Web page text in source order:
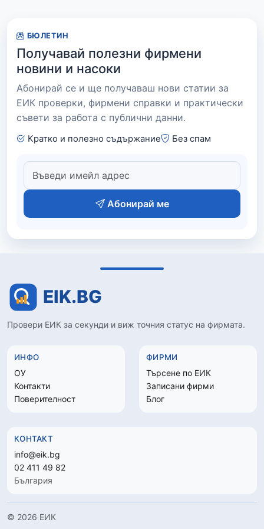
БЮЛЕТИН
Получавай полезни фирмени
новини и насоки
Абонирай се и ще получаваш нови статии за
ЕИК проверки, фирмени справки и практически
съвети за работа с публични данни.
Кратко и полезно съдържание Без спам
Абонирай ме
Провери ЕИК за секунди и виж точния статус на фирмата.
ИНФО
ОУ
Контакти
Поверителност
ФИРМИ
Търсене по ЕИК
Записани фирми
Блог
КОНТАКТ
info@eik.bg
02 411 49 82
България
© 2026 ЕИК